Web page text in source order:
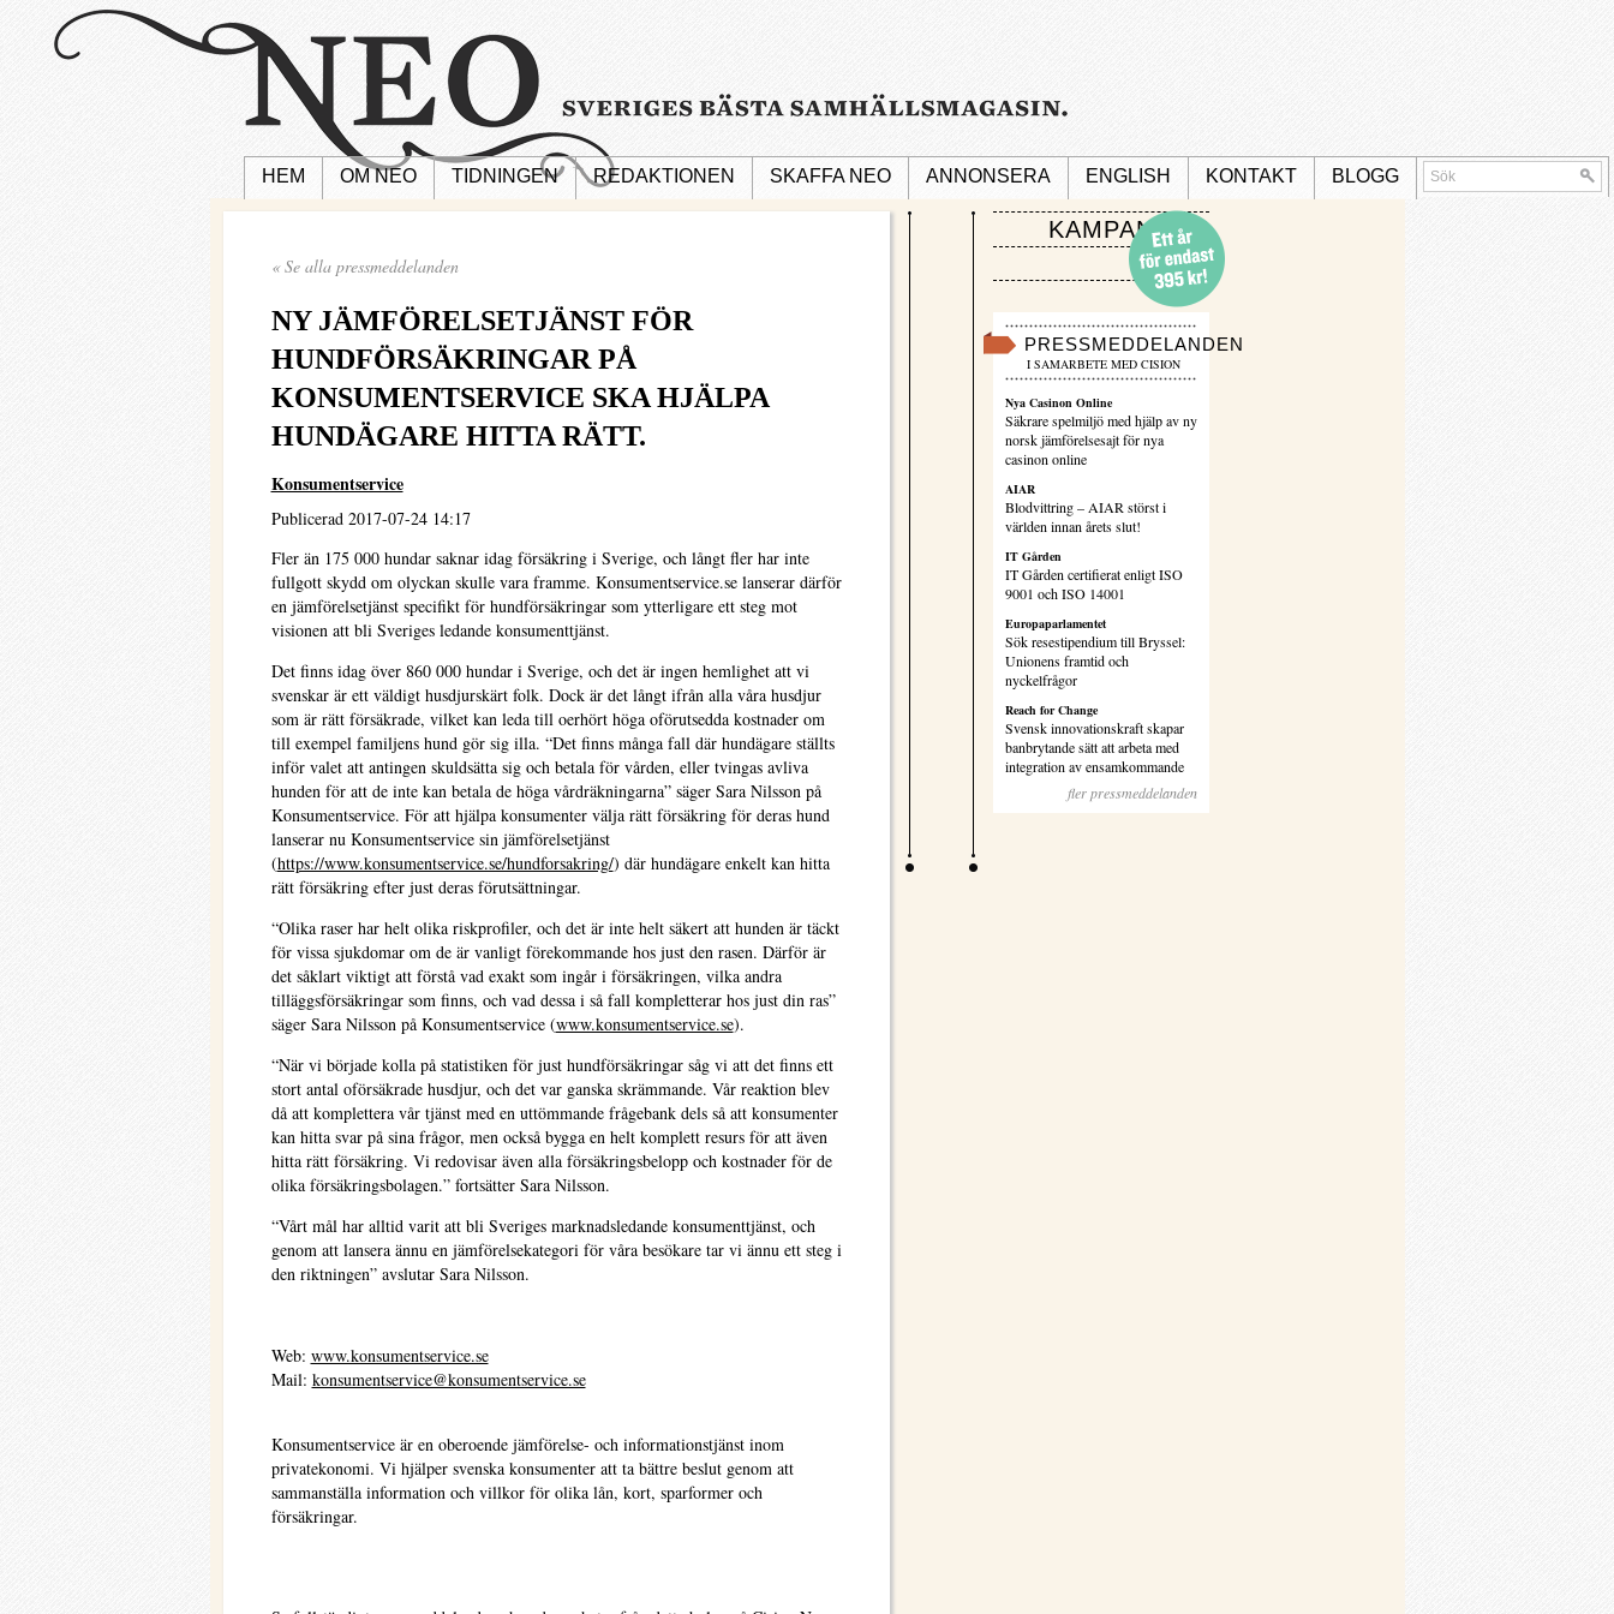
HEM OM NEO TIDNINGEN REDAKTIONEN SKAFFA NEO ANNONSERA ENGLISH KONTAKT BLOGG
« Se alla pressmeddelanden
NY JÄMFÖRELSETJÄNST FÖR
HUNDFÖRSÄKRINGAR PÅ
KONSUMENTSERVICE SKA HJÄLPA
HUNDÄGARE HITTA RÄTT.
Konsumentservice
Publicerad 2017-07-24 14:17
Fler än 175 000 hundar saknar idag försäkring i Sverige, och långt fler har inte
fullgott skydd om olyckan skulle vara framme. Konsumentservice.se lanserar därför
en jämförelsetjänst specifikt för hundförsäkringar som ytterligare ett steg mot
visionen att bli Sveriges ledande konsumenttjänst.
Det finns idag över 860 000 hundar i Sverige, och det är ingen hemlighet att vi
svenskar är ett väldigt husdjurskärt folk. Dock är det långt ifrån alla våra husdjur
som är rätt försäkrade, vilket kan leda till oerhört höga oförutsedda kostnader om
till exempel familjens hund gör sig illa. “Det finns många fall där hundägare ställts
inför valet att antingen skuldsätta sig och betala för vården, eller tvingas avliva
hunden för att de inte kan betala de höga vårdräkningarna” säger Sara Nilsson på
Konsumentservice. För att hjälpa konsumenter välja rätt försäkring för deras hund
lanserar nu Konsumentservice sin jämförelsetjänst
(https://www.konsumentservice.se/hundforsakring/) där hundägare enkelt kan hitta
rätt försäkring efter just deras förutsättningar.
“Olika raser har helt olika riskprofiler, och det är inte helt säkert att hunden är täckt
för vissa sjukdomar om de är vanligt förekommande hos just den rasen. Därför är
det såklart viktigt att förstå vad exakt som ingår i försäkringen, vilka andra
tilläggsförsäkringar som finns, och vad dessa i så fall kompletterar hos just din ras”
säger Sara Nilsson på Konsumentservice (www.konsumentservice.se).
“När vi började kolla på statistiken för just hundförsäkringar såg vi att det finns ett
stort antal oförsäkrade husdjur, och det var ganska skrämmande. Vår reaktion blev
då att komplettera vår tjänst med en uttömmande frågebank dels så att konsumenter
kan hitta svar på sina frågor, men också bygga en helt komplett resurs för att även
hitta rätt försäkring. Vi redovisar även alla försäkringsbelopp och kostnader för de
olika försäkringsbolagen.” fortsätter Sara Nilsson.
“Vårt mål har alltid varit att bli Sveriges marknadsledande konsumenttjänst, och
genom att lansera ännu en jämförelsekategori för våra besökare tar vi ännu ett steg i
den riktningen” avslutar Sara Nilsson.
Web: www.konsumentservice.se
Mail: konsumentservice@konsumentservice.se
Konsumentservice är en oberoende jämförelse- och informationstjänst inom
privatekonomi. Vi hjälper svenska konsumenter att ta bättre beslut genom att
sammanställa information och villkor för olika lån, kort, sparformer och
försäkringar.
KAMPANJ
PRESSMEDDELANDEN
I SAMARBETE MED CISION
Nya Casinon Online
Säkrare spelmiljö med hjälp av ny
norsk jämförelsesajt för nya
casinon online
AIAR
Blodvittring – AIAR störst i
världen innan årets slut!
IT Gården
IT Gården certifierat enligt ISO
9001 och ISO 14001
Europaparlamentet
Sök resestipendium till Bryssel:
Unionens framtid och
nyckelfrågor
Reach for Change
Svensk innovationskraft skapar
banbrytande sätt att arbeta med
integration av ensamkommande
fler pressmeddelanden